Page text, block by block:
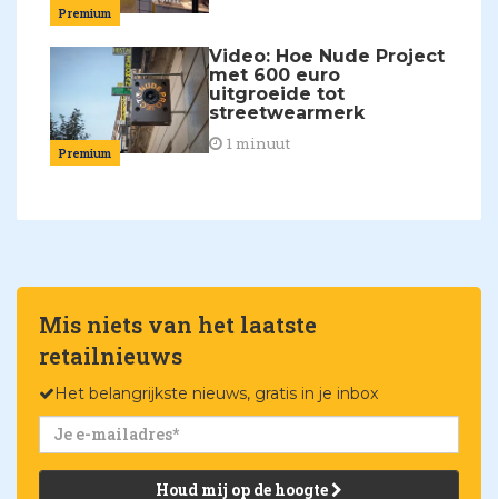
Premium
Premium
Video: Hoe Nude Project
met 600 euro
uitgroeide tot
streetwearmerk
1 minuut
Mis niets van het laatste
retailnieuws
Het belangrijkste nieuws, gratis in je inbox
Houd mij op de hoogte